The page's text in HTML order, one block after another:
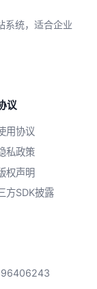
系统，适合企业
议
用协议
私政策
权声明
方SDK披露